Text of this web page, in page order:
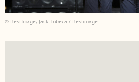
© BestImage, Jack Tribeca / Bestimage